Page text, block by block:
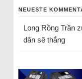
NEUESTE
Long Rồng Trần
dân sẽ thắng